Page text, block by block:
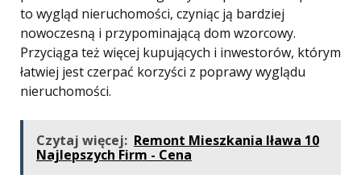
to wygląd nieruchomości, czyniąc ją bardziej
nowoczesną i przypominającą dom wzorcowy.
Przyciąga też więcej kupujących i inwestorów, którym
łatwiej jest czerpać korzyści z poprawy wyglądu
nieruchomości.
Czytaj więcej: Remont Mieszkania Iława 10
Najlepszych Firm - Cena